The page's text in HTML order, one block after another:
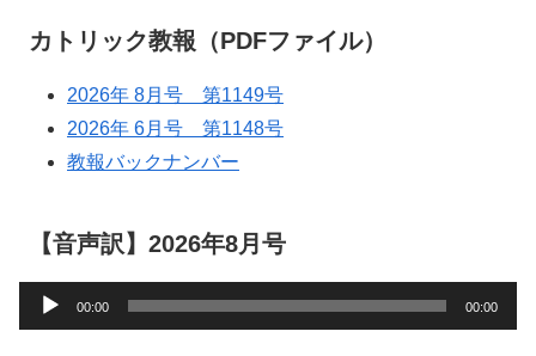
カトリック教報（PDFファイル）
2026年 8月号 第1149号
2026年 6月号 第1148号
教報バックナンバー
【音声訳】2026年8月号
声
00:00 00:00